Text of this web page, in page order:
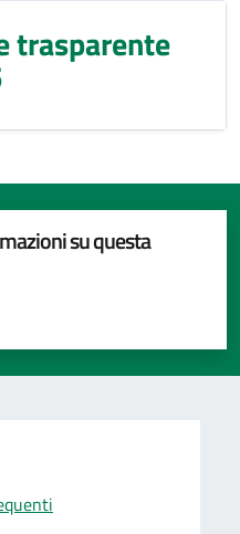
trasparente
su questa
5